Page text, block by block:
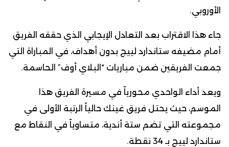
الأوروبي.
جاء هذا الاقتراب بعد التعادل الإيجابي الذي حققه الفريق
أمام مضيفه ستاندارد لييج بدون أهداف، في المباراة التي
جمعت الفريقين ضمن مباريات “البلاي أوف” الحاسمة.
ويعد أداء الواحدي محورياً في مسيرة الفريق هذا
الموسم، حيث يحتل فريق غينك حالياً الرتبة الأولى في
مجموعته التي تضم ستة أندية، متساوياً في النقاط مع
ستاندارد لييج بـ 34 نقطة.